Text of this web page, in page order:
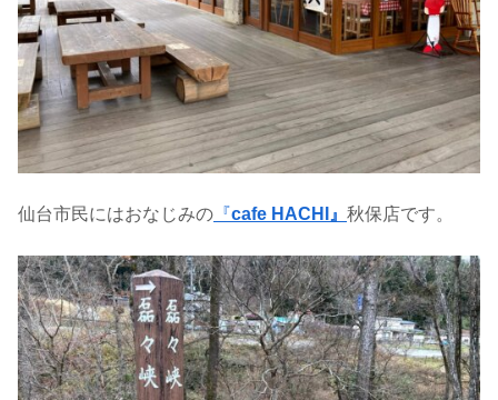
仙台市民にはおなじみの 『cafe HACHI』 秋保店です。